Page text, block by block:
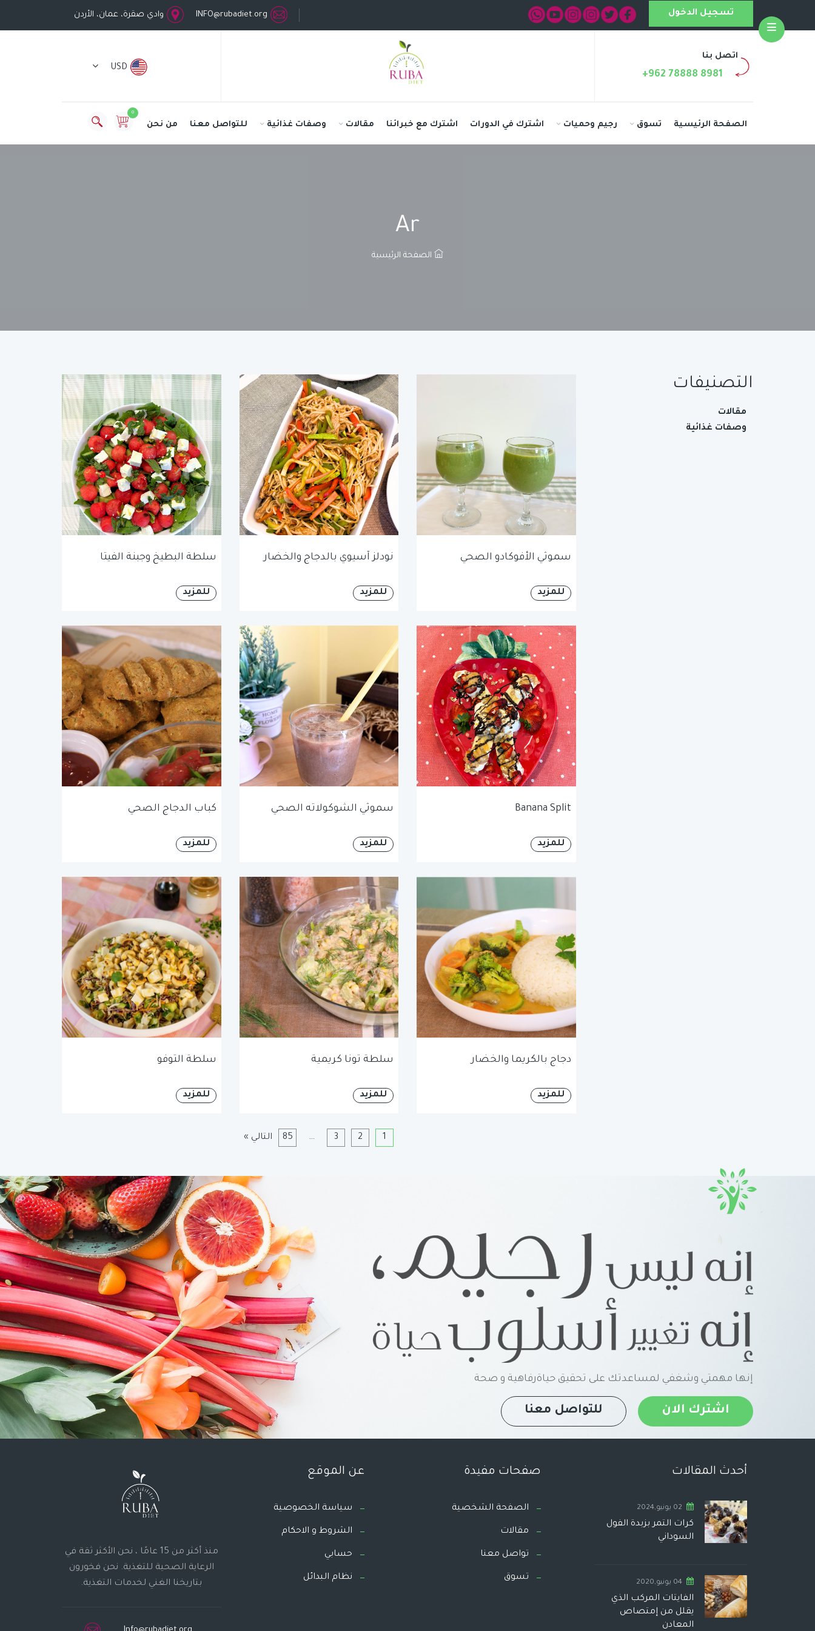
INFO@rubadiet.org وادي صقرة، عمان، الأردن تسجيل الدخول
اتصل بنا
+962 78888 8981
USD
0
الصفحة الرئيسية تسوق رجيم وحميات اشترك في الدورات اشترك مع خبرائنا مقالات وصفات غذائية للتواصل معنا من نحن
Ar
الصفحة الرئيسية
التصنيفات
مقالات
وصفات غذائية
سموثي الأفوكادو الصحي
للمزيد
نودلز آسيوي بالدجاج والخضار
للمزيد
سلطة البطيخ وجبنة الفيتا
للمزيد
Banana Split
للمزيد
سموثي الشوكولاته الصحي
للمزيد
كباب الدجاج الصحي
للمزيد
دجاج بالكريما والخضار
للمزيد
سلطة تونا كريمية
للمزيد
سلطة التوفو
للمزيد
1
2
3
…
85 التالي »
إنها مهمتي وشغفي لمساعدتك على تحقيق حياةرفاهية و صحة
اشترك الان للتواصل معنا
أحدث المقالات
02 يونيو,2024
كرات التمر بزبدة الفول
السوداني
04 يونيو,2020
الفايتات المركب الذي
يقلل من إمتصاص
المعادن
صفحات مفيدة
الصفحة الشخصية
مقالات
تواصل معنا
تسوق
عن الموقع
سياسة الخصوصية
الشروط و الاحكام
حسابي
نظام البدائل
منذ أكثر من 15 عامًا ، نحن الأكثر ثقة في
الرعاية الصحية للتغذية. نحن فخورون
بتاريخنا الغني لخدمات التغذية.